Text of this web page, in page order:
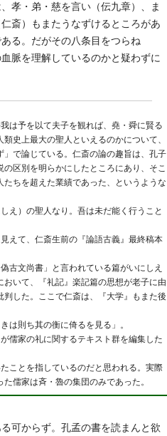
孝・弟・慈を言い（伝九章）、ま
斎）もまたうなずけるところがあ
る。だがその八条目をつらね
脈を理解しているのかと疑わずに
は予を以て夫子を観れば、堯・舜に賢る
史上最大の聖人といえるのかについて、
で論じている。仁斎の論の趣旨は、孔子
区別を明らかにしたところにあり、そこ
ちを超えた業績であった、というような
え）の聖人なり。吾は未だ能く行うこと
えて、仁斎生前の『論語古義』最終稿本
古文尚書」と言われている篇がいにしえ
いて、『礼記』楽記篇の思想が老子に由
した。ここで仁斎は、『大学』もまた後
は則ち其の衡に倚るを見る」。
儒家の礼に関するテキスト群を編集した
ことを指しているのだと思われる。実際
儒家は斉・魯の集団のみであった。
可からず。孔孟の書を読まんと欲